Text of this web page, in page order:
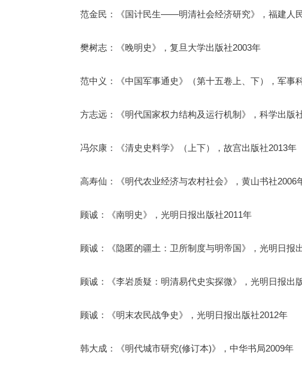
范金民：《国计民生——明清社会经济研究》，福建人
樊树志：《晚明史》，复旦大学出版社2003年
范中义：《中国军事通史》（第十五卷上、下），军事
方志远：《明代国家权力结构及运行机制》，科学出版
冯尔康：《清史史料学》（上下），故宫出版社2013年
高寿仙：《明代农业经济与农村社会》，黄山书社2006
顾诚：《南明史》，光明日报出版社2011年
顾诚：《隐匿的疆土：卫所制度与明帝国》，光明日报
顾诚：《李岩质疑：明清易代史实探微》，光明日报出
顾诚：《明末农民战争史》，光明日报出版社2012年
韩大成：《明代城市研究(修订本)》，中华书局2009年